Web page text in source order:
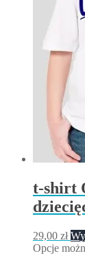
t-shirt
29,00 zł
Opcje